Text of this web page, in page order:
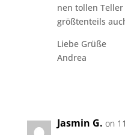
nen tollen
größtenteils
Liebe Grüße
Andrea
Jasmin G. on